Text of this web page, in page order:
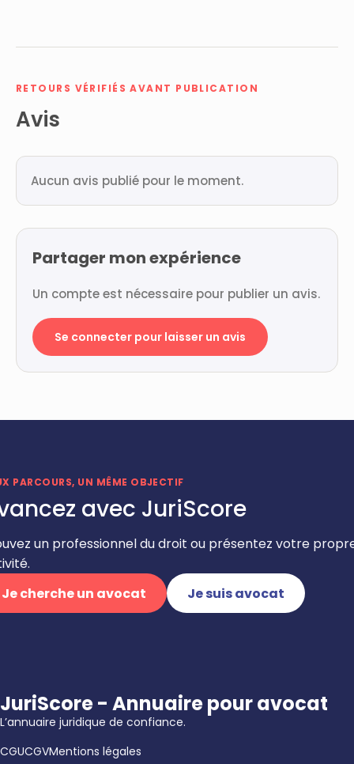
RETOURS VÉRIFIÉS AVANT PUBLICATION
Avis
Aucun avis publié pour le moment.
Partager mon expérience
Un compte est nécessaire pour publier un avis.
Se connecter pour laisser un avis
PARCOURS, UN MÊME OBJECTIF
avec JuriScore
un professionnel du droit ou présentez votre
Je cherche un avocat
Je suis avocat
JuriScore - Annuaire pour avocat
L’annuaire juridique de confiance.
CGUCGVMentions légales